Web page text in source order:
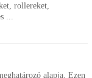
rollereket,
...
alapja. Ezen